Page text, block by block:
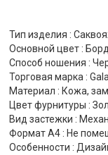
Тип изделия :
Основной цвет :
Способ ношения :
Торговая марка :
Материал : Кожа,
Цвет фурнитуры :
Вид застежки :
Формат А4 : Не
Особенности :